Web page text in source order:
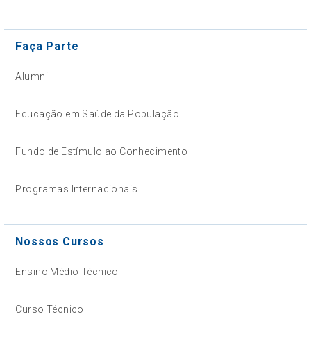
Faça Parte
Alumni
Educação em Saúde da População
Fundo de Estímulo ao Conhecimento
Programas Internacionais
Nossos Cursos
Ensino Médio Técnico
Curso Técnico